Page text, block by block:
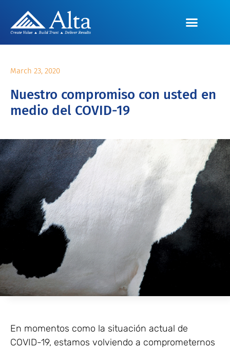
March 23, 2020
Nuestro compromiso con usted en
medio del COVID-19
En momentos como la situación actual de
COVID-19, estamos volviendo a comprometernos